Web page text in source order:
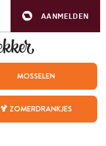
AANMELDEN
MOSSELEN
🍹 ZOMERDRANKJES